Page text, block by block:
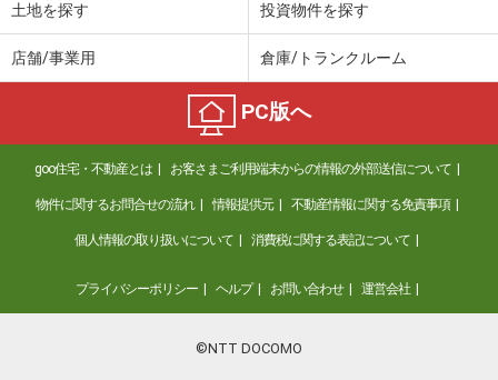
土地を探す 投資物件を探す
店舗/事業用 倉庫/トランクルーム
PC版へ
goo住宅・不動産とは お客さまご利用端末からの情報の外部送信について
物件に関するお問合せの流れ 情報提供元 不動産情報に関する免責事項
個人情報の取り扱いについて 消費税に関する表記について
プライバシーポリシー ヘルプ お問い合わせ 運営会社
©NTT DOCOMO